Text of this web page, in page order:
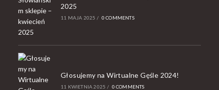
2025
11 MAJA 2025 / 0 COMMENTS
Głosujemy na Wirtualne Gęśle 2024!
11 KWIETNIA 2025 / 0 COMMENTS